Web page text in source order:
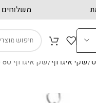
שקי איגרוף שק איגרוף 80 סמ כולל שרשרת ברזל לתלייה PACIFIX
משתלמת